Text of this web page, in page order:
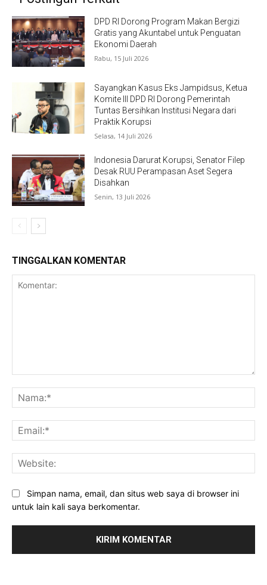
DPD RI Dorong Program Makan Bergizi
Gratis yang Akuntabel untuk Penguatan
Ekonomi Daerah
Rabu, 15 Juli 2026
Sayangkan Kasus Eks Jampidsus, Ketua
Komite III DPD RI Dorong Pemerintah
Tuntas Bersihkan Institusi Negara dari
Praktik Korupsi
Selasa, 14 Juli 2026
Indonesia Darurat Korupsi, Senator Filep
Desak RUU Perampasan Aset Segera
Disahkan
Senin, 13 Juli 2026
TINGGALKAN KOMENTAR
Simpan nama, email, dan situs web saya di browser ini
untuk lain kali saya berkomentar.